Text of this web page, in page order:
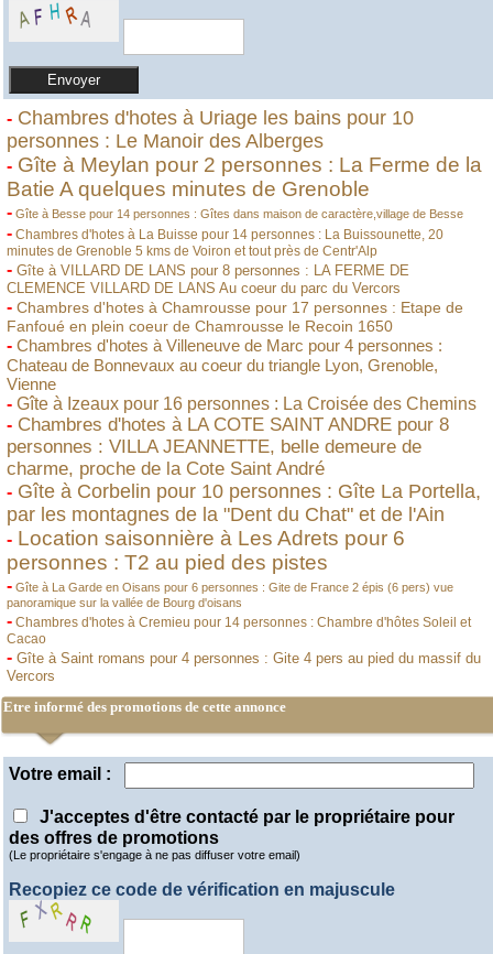
- Chambres d'hotes à Uriage les bains pour 10
personnes : Le Manoir des Alberges
- Gîte à Meylan pour 2 personnes : La Ferme de la
Batie A quelques minutes de Grenoble
- Gîte à Besse pour 14 personnes : Gîtes dans maison de caractère,village de Besse
- Chambres d'hotes à La Buisse pour 14 personnes : La Buissounette, 20
minutes de Grenoble 5 kms de Voiron et tout près de Centr'Alp
- Gîte à VILLARD DE LANS pour 8 personnes : LA FERME DE
CLEMENCE VILLARD DE LANS Au coeur du parc du Vercors
- Chambres d'hotes à Chamrousse pour 17 personnes : Etape de
Fanfoué en plein coeur de Chamrousse le Recoin 1650
- Chambres d'hotes à Villeneuve de Marc pour 4 personnes :
Chateau de Bonnevaux au coeur du triangle Lyon, Grenoble,
Vienne
- Gîte à Izeaux pour 16 personnes : La Croisée des Chemins
- Chambres d'hotes à LA COTE SAINT ANDRE pour 8
personnes : VILLA JEANNETTE, belle demeure de
charme, proche de la Cote Saint André
- Gîte à Corbelin pour 10 personnes : Gîte La Portella,
par les montagnes de la "Dent du Chat" et de l'Ain
- Location saisonnière à Les Adrets pour 6
personnes : T2 au pied des pistes
- Gîte à La Garde en Oisans pour 6 personnes : Gite de France 2 épis (6 pers) vue
panoramique sur la vallée de Bourg d'oisans
- Chambres d'hotes à Cremieu pour 14 personnes : Chambre d'hôtes Soleil et
Cacao
- Gîte à Saint romans pour 4 personnes : Gite 4 pers au pied du massif du
Vercors
Etre informé des promotions de cette annonce
Votre email :
J'acceptes d'être contacté par le propriétaire pour
des offres de promotions
(Le propriétaire s'engage à ne pas diffuser votre email)
Recopiez ce code de vérification en majuscule